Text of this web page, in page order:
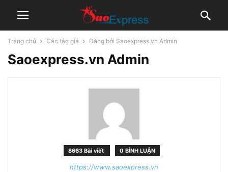
Trang chủ Các tác giả Đăng bởi Saoexpress.vn Admin
Saoexpress.vn Admin
8663 Bài viết 0 BÌNH LUẬN
https://www.saoexpress.vn